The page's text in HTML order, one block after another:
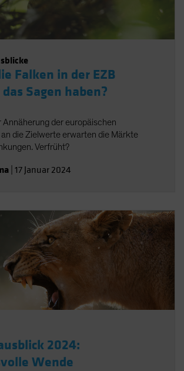
Falken in der EZB
Sagen haben?
Annäherung der europäischen
die Zielwerte erwarten die Märkte
Verfrüht?
17 Januar 2024
2024:
Wende